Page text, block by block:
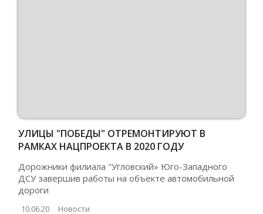
УЛИЦЫ "ПОБЕДЫ" ОТРЕМОНТИРУЮТ В
РАМКАХ НАЦПРОЕКТА В 2020 ГОДУ
Дорожники филиала "Угловский» Юго-Западного
ДСУ завершив работы на объекте автомобильной
дороги
10.06.20 Новости